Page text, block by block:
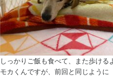
しっかりご飯も食べて、また歩ける
モカくんですが、前回と同じように